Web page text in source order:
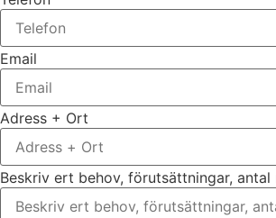
Email
Adress + Ort
Beskriv ert behov, förutsättningar,